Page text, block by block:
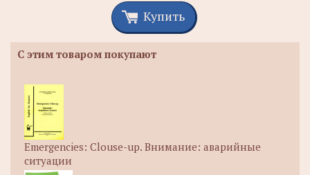
Купить
С этим товаром покупают
Emergencies: Clouse-up. Внимание: аварийные
ситуации